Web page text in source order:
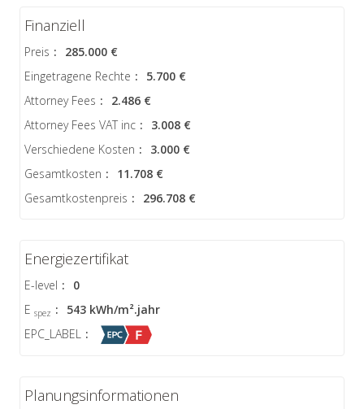
Finanziell
Preis :
285.000 €
Eingetragene Rechte :
5.700 €
Attorney Fees :
2.486 €
Attorney Fees VAT inc :
3.008 €
Verschiedene Kosten :
3.000 €
Gesamtkosten :
11.708 €
Gesamtkostenpreis : 296.708 €
Energiezertifikat
E-level :
0
Espez :
543 kWh/m².jahr
EPC_LABEL :
Planungsinformationen